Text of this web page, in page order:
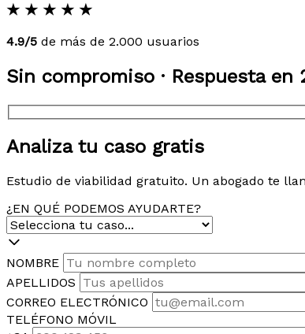
★ ★ ★ ★ ★
4.9/5 de más de 2.000 usuarios
Sin compromiso · Respuesta en
Analiza tu caso gratis
Estudio de viabilidad gratuito. Un abogado te
¿EN QUÉ PODEMOS AYUDARTE?
NOMBRE
APELLIDOS
CORREO ELECTRÓNICO
TELÉFONO MÓVIL